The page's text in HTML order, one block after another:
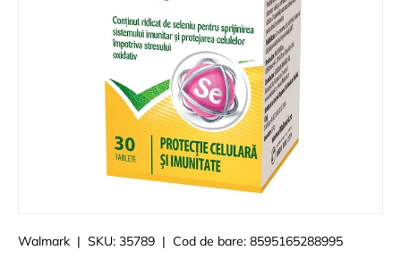
Walmark | SKU: 35789 | Cod de bare: 8595165288995